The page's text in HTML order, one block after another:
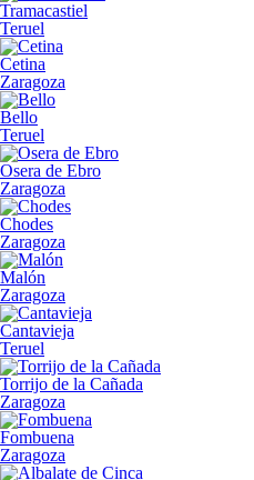
Tramacastiel
Teruel
Cetina
Zaragoza
Bello
Teruel
Osera de Ebro
Zaragoza
Chodes
Zaragoza
Malón
Zaragoza
Cantavieja
Teruel
Torrijo de la Cañada
Zaragoza
Fombuena
Zaragoza